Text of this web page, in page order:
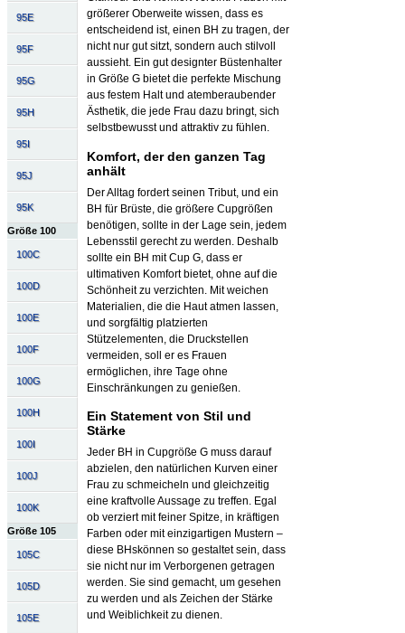
95E
95F
95G
95H
95I
95J
95K
Größe 100
100C
100D
100E
100F
100G
100H
100I
100J
100K
Größe 105
105C
105D
105E
größerer Oberweite wissen, dass es
entscheidend ist, einen BH zu tragen, der
nicht nur gut sitzt, sondern auch stilvoll
aussieht. Ein gut designter Büstenhalter
in Größe G bietet die perfekte Mischung
aus festem Halt und atemberaubender
Ästhetik, die jede Frau dazu bringt, sich
selbstbewusst und attraktiv zu fühlen.
Komfort, der den ganzen Tag
anhält
Der Alltag fordert seinen Tribut, und ein
BH für Brüste, die größere Cupgrößen
benötigen, sollte in der Lage sein, jedem
Lebensstil gerecht zu werden. Deshalb
sollte ein BH mit Cup G, dass er
ultimativen Komfort bietet, ohne auf die
Schönheit zu verzichten. Mit weichen
Materialien, die die Haut atmen lassen,
und sorgfältig platzierten
Stützelementen, die Druckstellen
vermeiden, soll er es Frauen
ermöglichen, ihre Tage ohne
Einschränkungen zu genießen.
Ein Statement von Stil und
Stärke
Jeder BH in Cupgröße G muss darauf
abzielen, den natürlichen Kurven einer
Frau zu schmeicheln und gleichzeitig
eine kraftvolle Aussage zu treffen. Egal
ob verziert mit feiner Spitze, in kräftigen
Farben oder mit einzigartigen Mustern –
diese BHskönnen so gestaltet sein, dass
sie nicht nur im Verborgenen getragen
werden. Sie sind gemacht, um gesehen
zu werden und als Zeichen der Stärke
und Weiblichkeit zu dienen.